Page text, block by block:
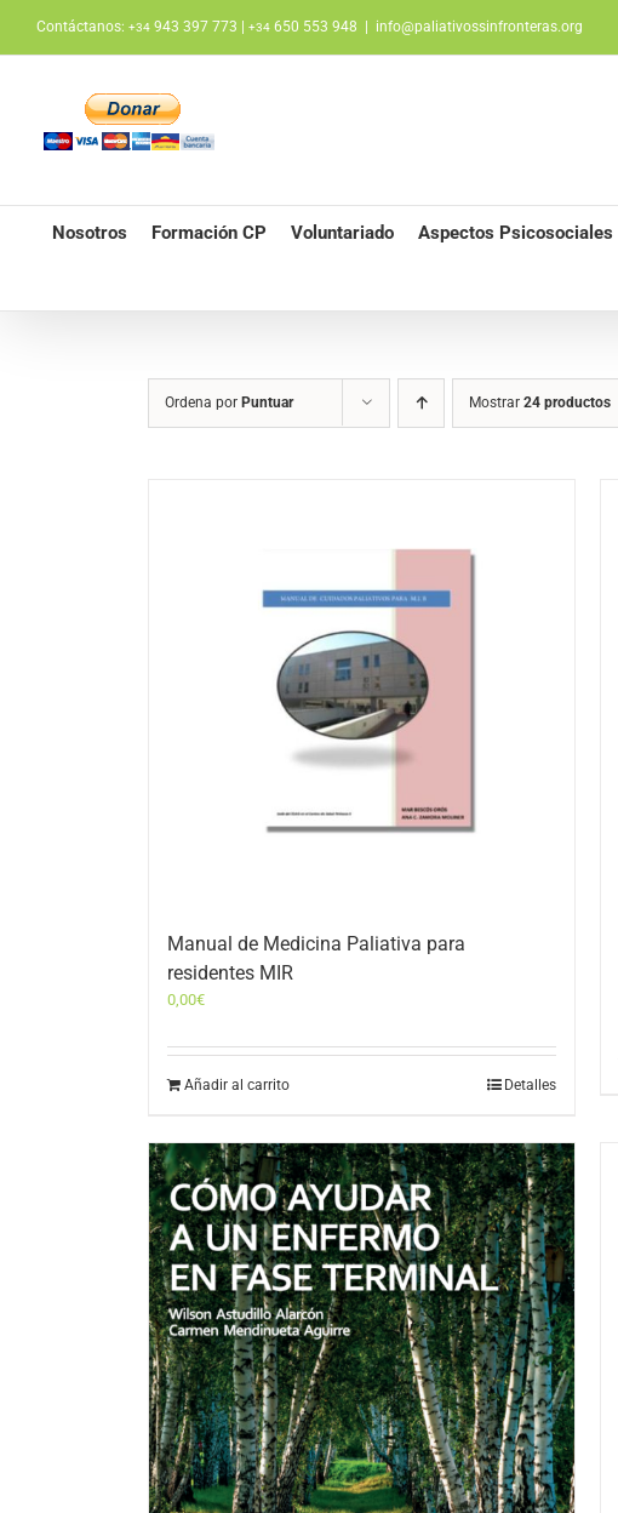
contenido
Contáctanos: +34 943 397 773 | +34 650 553 948 info@paliativossinfronteras.org
Nosotros Formación CP Voluntariado Aspectos Psicosociales
Ordena por Puntuar Mostrar 24 productos
Manual de Medicina Paliativa para
residentes MIR
0,00€
Añadir al carrito Detalles